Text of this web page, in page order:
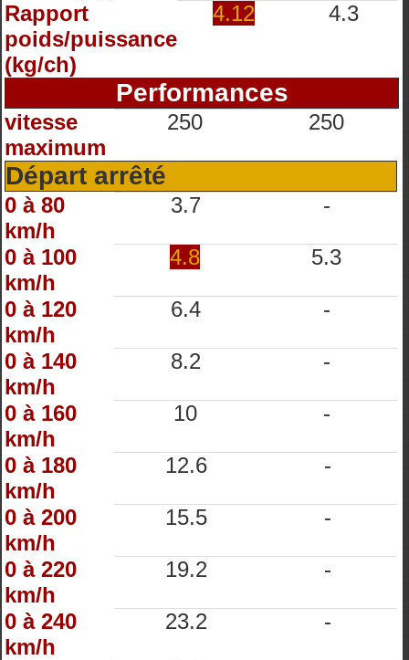
Rapport
poids/puissance
(kg/ch)
4.12 4.3
Performances
vitesse
maximum
250 250
Départ arrêté
0 à 80
km/h
3.7 -
0 à 100
km/h
4.8 5.3
0 à 120
km/h
6.4 -
0 à 140
km/h
8.2 -
0 à 160
km/h
10 -
0 à 180
km/h
12.6 -
0 à 200
km/h
15.5 -
0 à 220
km/h
19.2 -
0 à 240
km/h
23.2 -